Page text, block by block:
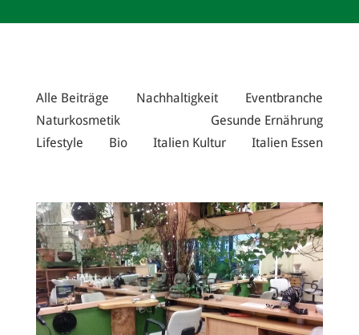
Alle Beiträge Nachhaltigkeit
Eventbranche
Naturkosmetik
Gesunde Ernährung
Lifestyle
Bio Italien Kultur Italien Essen